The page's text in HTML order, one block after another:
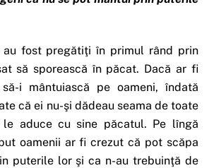
au fost pregătiţi în primul rând prin
să sporească în păcat. Dacă ar fi
i mântuiască pe oameni, îndată
că ei nu-şi dădeau seama de toate
le aduce cu sine păcatul. Pe lîngă
oamenii ar fi crezut că pot scăpa
puterile lor şi ca n-au trebuinţă de